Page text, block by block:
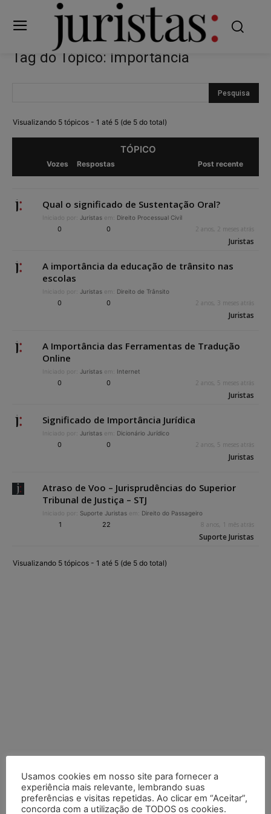
Tag do Tópico: importância
Visualizando 5 tópicos - 1 até 5 (de 5 do total)
TÓPICO
Vozes Respostas Post recente
Qual o significado de Sustentação Oral?
Iniciado por: Juristas em: Direito Processual Civil
0 0 2 anos, 2 meses atrás
Juristas
A importância da educação de trânsito nas
escolas
Iniciado por: Juristas em: Direito de Trânsito
0 0 2 anos, 3 meses atrás
Juristas
A Importância das Ferramentas de Tradução
Online
Iniciado por: Juristas em: Internet
0 0 2 anos, 5 meses atrás
Juristas
Significado de Importância Jurídica
Iniciado por: Juristas em: Dicionário Jurídico
0 0 2 anos, 5 meses atrás
Juristas
Atraso de Voo – Jurisprudências do Superior
Tribunal de Justiça – STJ
Iniciado por: Suporte Juristas em: Direito do Passageiro
1 22 8 anos, 1 mês atrás
Suporte Juristas
Visualizando 5 tópicos - 1 até 5 (de 5 do total)
Posts Recentes
Usamos cookies em nosso site para fornecer a
experiência mais relevante, lembrando suas
preferências e visitas repetidas. Ao clicar em “Aceitar”,
concorda com a utilização de TODOS os cookies.